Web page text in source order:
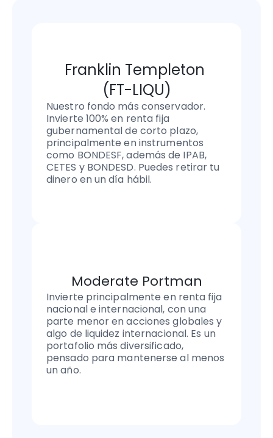
Franklin Templeton
(FT-LIQU)
Nuestro fondo más conservador.
Invierte 100% en renta fija
gubernamental de corto plazo,
principalmente en instrumentos
como BONDESF, además de IPAB,
CETES y BONDESD. Puedes retirar tu
dinero en un día hábil.
Moderate Portman
Invierte principalmente en renta fija
nacional e internacional, con una
parte menor en acciones globales y
algo de liquidez internacional. Es un
portafolio más diversificado,
pensado para mantenerse al menos
un año.